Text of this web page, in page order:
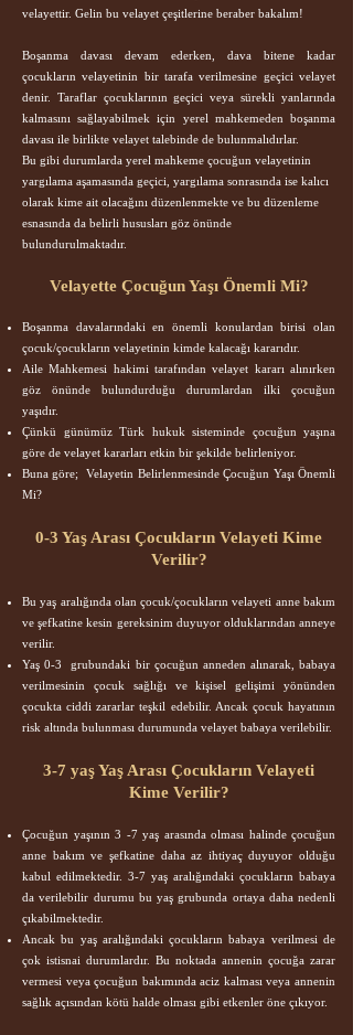
velayettir. Gelin bu velayet çeşitlerine beraber bakalım!
Boşanma davası devam ederken, dava bitene kadar
çocukların velayetinin bir tarafa verilmesine geçici velayet
denir. Taraflar çocuklarının geçici veya sürekli yanlarında
kalmasını sağlayabilmek için yerel mahkemeden boşanma
davası ile birlikte velayet talebinde de bulunmalıdırlar.
Bu gibi durumlarda yerel mahkeme çocuğun velayetinin
yargılama aşamasında geçici, yargılama sonrasında ise kalıcı
olarak kime ait olacağını düzenlenmekte ve bu düzenleme
esnasında da belirli hususları göz önünde
bulundurulmaktadır.
Velayette Çocuğun Yaşı Önemli Mi?
Boşanma davalarındaki en önemli konulardan birisi olan
çocuk/çocukların velayetinin kimde kalacağı kararıdır.
Aile Mahkemesi hakimi tarafından velayet kararı alınırken
göz önünde bulundurduğu durumlardan ilki çocuğun
yaşıdır.
Çünkü günümüz Türk hukuk sisteminde çocuğun yaşına
göre de velayet kararları etkin bir şekilde belirleniyor.
Buna göre; Velayetin Belirlenmesinde Çocuğun Yaşı Önemli
Mi?
0-3 Yaş Arası Çocukların Velayeti Kime
Verilir?
Bu yaş aralığında olan çocuk/çocukların velayeti anne bakım
ve şefkatine kesin gereksinim duyuyor olduklarından anneye
verilir.
Yaş 0-3 grubundaki bir çocuğun anneden alınarak, babaya
verilmesinin çocuk sağlığı ve kişisel gelişimi yönünden
çocukta ciddi zararlar teşkil edebilir. Ancak çocuk hayatının
risk altında bulunması durumunda velayet babaya verilebilir.
3-7 yaş Yaş Arası Çocukların Velayeti
Kime Verilir?
Çocuğun yaşının 3 -7 yaş arasında olması halinde çocuğun
anne bakım ve şefkatine daha az ihtiyaç duyuyor olduğu
kabul edilmektedir. 3-7 yaş aralığındaki çocukların babaya
da verilebilir durumu bu yaş grubunda ortaya daha nedenli
çıkabilmektedir.
Ancak bu yaş aralığındaki çocukların babaya verilmesi de
çok istisnai durumlardır. Bu noktada annenin çocuğa zarar
vermesi veya çocuğun bakımında aciz kalması veya annenin
sağlık açısından kötü halde olması gibi etkenler öne çıkıyor.